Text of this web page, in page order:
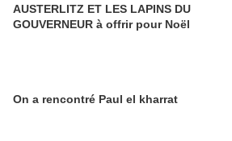
AUSTERLITZ ET LES LAPINS DU
GOUVERNEUR à offrir pour Noël
On a rencontré Paul el kharrat